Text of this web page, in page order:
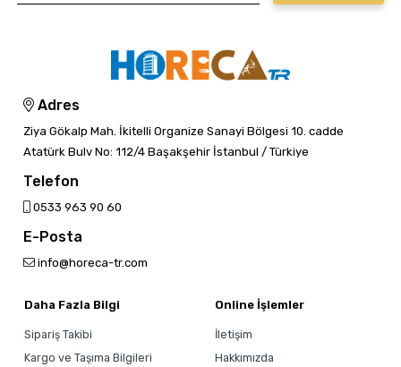
Adres
Ziya Gökalp Mah. İkitelli Organize Sanayi Bölgesi 10. cadde
Atatürk Bulv No: 112/4 Başakşehir İstanbul / Türkiye
Telefon
0533 963 90 60
E-Posta
info@horeca-tr.com
Daha Fazla Bilgi
Sipariş Takibi
Kargo ve Taşıma Bilgileri
Online İşlemler
İletişim
Hakkımızda